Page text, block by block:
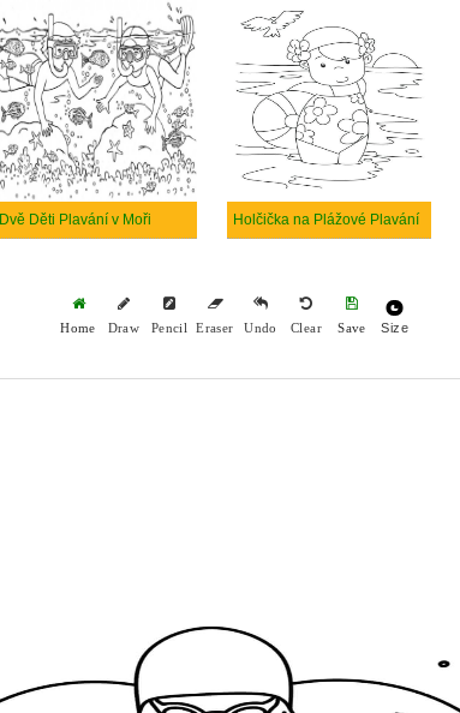
Dvě Děti Plavání v Moři Holčička na Plážové Plavání
Home Draw Pencil Eraser Undo Clear Save Size